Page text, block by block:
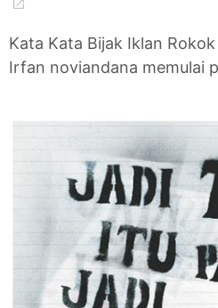
Kata Kata Bijak Iklan
Irfan noviandana memulai